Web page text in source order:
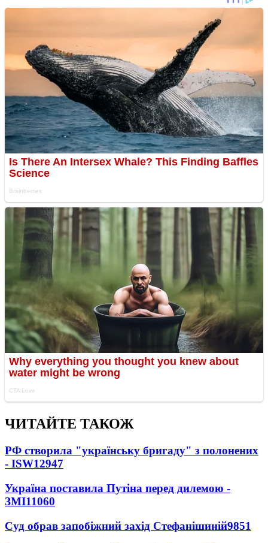
ЧИТАЙТЕ ТАКОЖ
РФ створила "українську бригаду" з полонених
- ISW12947
Україна поставила Путіна перед дилемою -
ЗМІ11060
Суд обрав запобіжний захід Стефанішиній9851